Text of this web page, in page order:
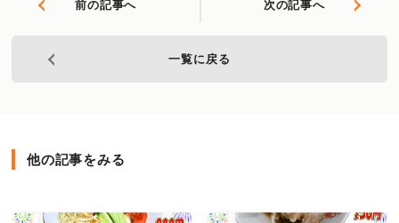
前の記事へ 次の記事へ
一覧に戻る
他の記事をみる